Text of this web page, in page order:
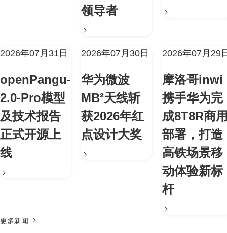
领导者
2026年07月31日
openPangu-
2.0-Pro模型
及技术报告
正式开源上
线
2026年07月30日
华为微波
MB²天线斩
获2026年红
点设计大奖
2026年07月29
摩洛哥inwi
携手华为完
成8T8R商
部署，打造
高铁场景移
动体验新标
杆
更多新闻